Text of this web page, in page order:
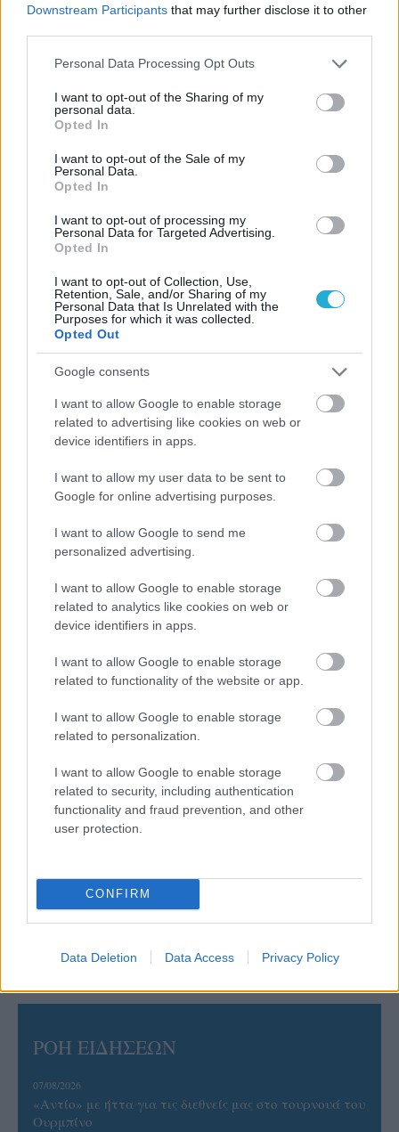
Downstream Participants that may further disclose it to other
Please note that this website/app uses one or more Google
not limited to your visit or usage behaviour. You may click to
grant or deny consent to Google and its third-party tags to
use your data for below specified purposes in below Google
consent section.
Personal Data Processing Opt Outs
I want to opt-out of the Sharing of my
personal data.
Opted In
I want to opt-out of the Sale of my
Personal Data.
Opted In
I want to opt-out of processing my
Personal Data for Targeted Advertising.
Opted In
I want to opt-out of Collection, Use,
Retention, Sale, and/or Sharing of my
Personal Data that Is Unrelated with the
Purposes for which it was collected.
Opted Out
Google consents
I want to allow Google to enable storage
related to advertising like cookies on web or
device identifiers in apps.
I want to allow my user data to be sent to
Google for online advertising purposes.
I want to allow Google to send me
personalized advertising.
I want to allow Google to enable storage
related to analytics like cookies on web or
device identifiers in apps.
I want to allow Google to enable storage
related to functionality of the website or app.
I want to allow Google to enable storage
related to personalization.
I want to allow Google to enable storage
related to security, including authentication
functionality and fraud prevention, and other
user protection.
CONFIRM
Data Deletion Data Access Privacy Policy
μετά την παραίτηση από τον αγώνα του συλλόγου της
Αλεξανδρούπολης.
ΕΝΩΣΕΙΣ-ΑΚΑΔΗΜΙΕΣ
Οι… γυναικάρες απ’ το Κιλκίς!
Καρδαμανίδου, Βλάχου, Κυριακίδου, Παρασκευαϊδου,
Νικολαϊδου και Σωτηρίου θα είναι όλες συμπαίκτριες πλέον
στην ομάδα γυναικών του "Αίαντα Κιλκίς" αποδεικνύοντας,
ότι το βόλεϊ για κάποιους δεν είναι απλά ένα ακόμη
ΡΟΗ ΕΙΔΗΣΕΩΝ
07/08/2026
«Αντίο» με ήττα για τις διεθνείς μας στο τουρνουά του
Ουρμπίνο